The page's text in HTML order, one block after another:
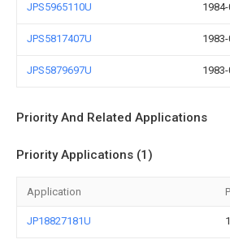
JPS5965110U
JPS5817407U
JPS5879697U
Priority And Related Applications
Priority Applications (1)
Application
JP18827181U